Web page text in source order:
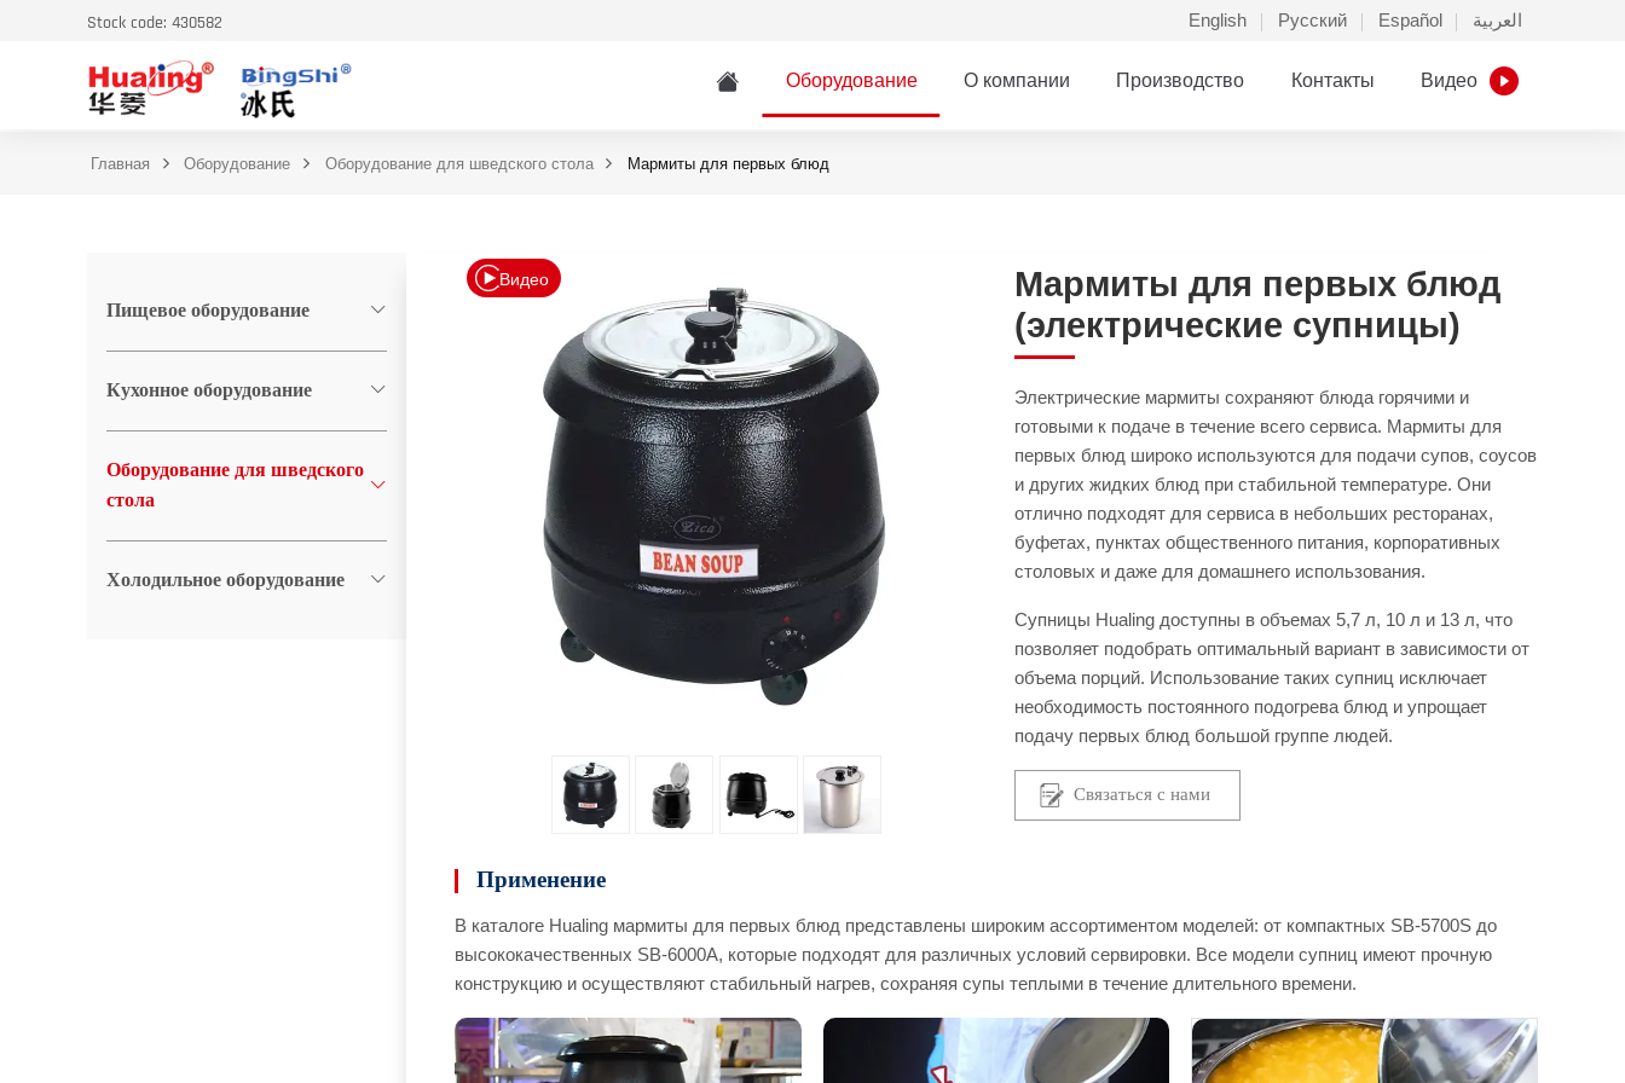
Stock code: 430582 English Русский Español العربية
Оборудование О компании Производство Контакты Видео
Главная Оборудование Оборудование для шведского стола Мармиты для первых блюд
Видео
Мармиты для первых блюд
(электрические супницы)
Электрические мармиты сохраняют блюда горячими и
готовыми к подаче в течение всего сервиса. Мармиты для
первых блюд широко используются для подачи супов, соусов
и других жидких блюд при стабильной температуре. Они
отлично подходят для сервиса в небольших ресторанах,
буфетах, пунктах общественного питания, корпоративных
столовых и даже для домашнего использования.
Супницы Hualing доступны в объемах 5,7 л, 10 л и 13 л, что
позволяет подобрать оптимальный вариант в зависимости от
объема порций. Использование таких супниц исключает
необходимость постоянного подогрева блюд и упрощает
подачу первых блюд большой группе людей.
Связаться с нами
Применение
В каталоге Hualing мармиты для первых блюд представлены широким ассортиментом моделей: от компактных SB-5700S до
высококачественных SB-6000A, которые подходят для различных условий сервировки. Все модели супниц имеют прочную
конструкцию и осуществляют стабильный нагрев, сохраняя супы теплыми в течение длительного времени.
Пищевое оборудование
Кухонное оборудование
Оборудование для шведского
стола
Холодильное оборудование